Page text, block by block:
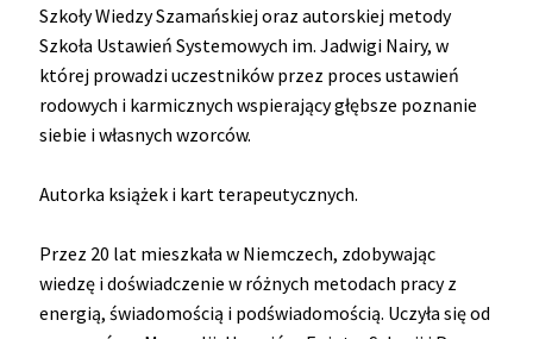
Szkoły Wiedzy Szamańskiej oraz autorskiej metody
Szkoła Ustawień Systemowych im. Jadwigi Nairy, w
której prowadzi uczestników przez proces ustawień
rodowych i karmicznych wspierający głębsze poznanie
siebie i własnych wzorców.
Autorka książek i kart terapeutycznych.
Przez 20 lat mieszkała w Niemczech, zdobywając
wiedzę i doświadczenie w różnych metodach pracy z
energią, świadomością i podświadomością. Uczyła się od